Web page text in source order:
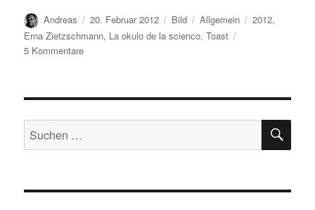
Autor
Andreas
Veröffentlicht
am
20. Februar 2012 Format
Bild Kategorien
Allgemein Schlagwörter
2012,
Erna Zietzschmann, La okulo de la scienco,Toast
5 Kommentarezu
Suchen
nach: